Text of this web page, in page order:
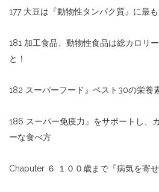
177 大豆は『動物性タンパク質』に最も
181 加工食品、動物性食品は総カロリ
と！
182 スーパーフード』ベスト30の栄養
186 スーパー免疫力』をサポートし、
ーな食べ方
Chaputer ６ １００歳まで『病気を寄